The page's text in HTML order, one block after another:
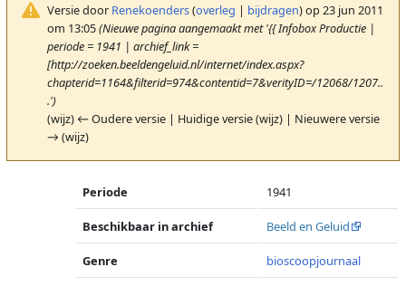
Versie door Renekoenders(overleg | bijdragen)op 23 jun 2011
om 13:05(Nieuwe pagina aangemaakt met '{{ Infobox Productie |
periode = 1941 | archief_link =
[http://zoeken.beeldengeluid.nl/internet/index.aspx?
chapterid=1164&filterid=974&contentid=7&verityID=/12068/1207..
.')
(wijz) ← Oudere versie | Huidige versie (wijz) | Nieuwere versie
→ (wijz)
Periode 1941
Beschikbaar in archief Beeld en Geluid
Genre bioscoopjournaal